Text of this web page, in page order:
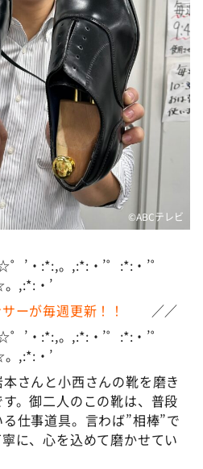
～
！
©️ABCテレビ
’・:*:,。,:*:・’゜:*:・’゜
,:*:・’
ーが毎週更新！！
／／
’・:*:,。,:*:・’゜:*:・’゜
,:*:・’
さんと小西さんの靴を磨き
。御二人のこの靴は、普段
仕事道具。言わば”相棒”で
に、心を込めて磨かせてい